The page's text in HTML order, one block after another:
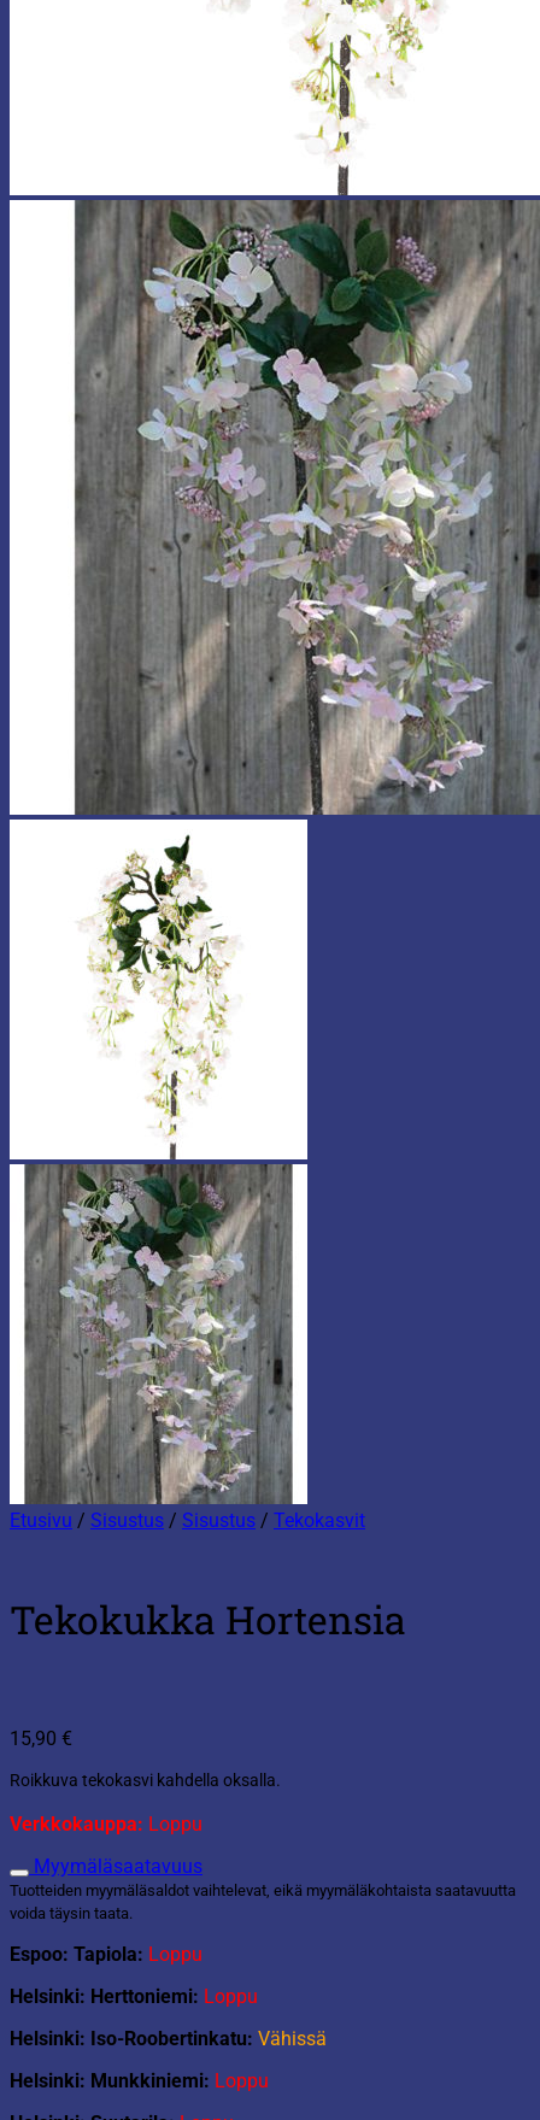
Etusivu / Sisustus / Sisustus / Tekokasvit
Tekokukka Hortensia
15,90 €
Roikkuva tekokasvi kahdella oksalla.
Verkkokauppa: Loppu
Myymäläsaatavuus
Tuotteiden myymäläsaldot vaihtelevat, eikä myymäläkohtaista saatavuutta
voida täysin taata.
Espoo: Tapiola: Loppu
Helsinki: Herttoniemi: Loppu
Helsinki: Iso-Roobertinkatu: Vähissä
Helsinki: Munkkiniemi: Loppu